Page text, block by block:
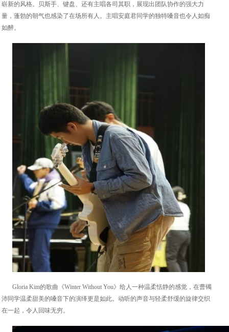
崭新的风格。贝斯手、键盘、还有主唱各司其职，展现出团队协作的强大力
量，蓬勃的朝气也感染了在场所有人。主唱安庭君同学的独特嗓音也令人如痴
如醉。
Gloria Kim的歌曲《Winter Without You》给人一种温柔恬静的感觉，在曹镯
沛同学温柔甜美的嗓音下的演绎更是如此。动听的声音与轻柔舒缓的旋律交织
在一起，令人回味无穷。